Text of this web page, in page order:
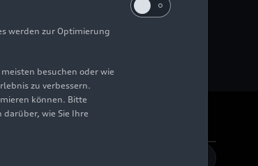
Kontakt
werden zur Optimierung
besuchen oder wie
zu verbessern.
können. Bitte
wie Sie Ihre